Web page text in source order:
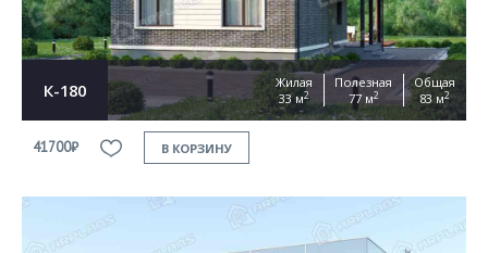
К-180
Жилая
33 м2
Полезная
77 м2
Общая
83 м2
41700₽ В КОРЗИНУ